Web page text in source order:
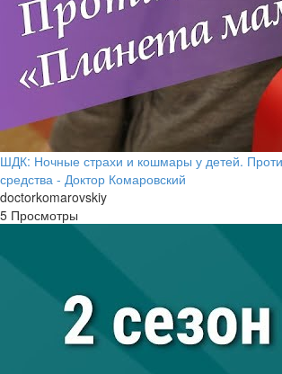
ШДК: Ночные страхи и кошмары у детей.
средства - Доктор Комаровский
doctorkomarovskiy
5 Просмотры